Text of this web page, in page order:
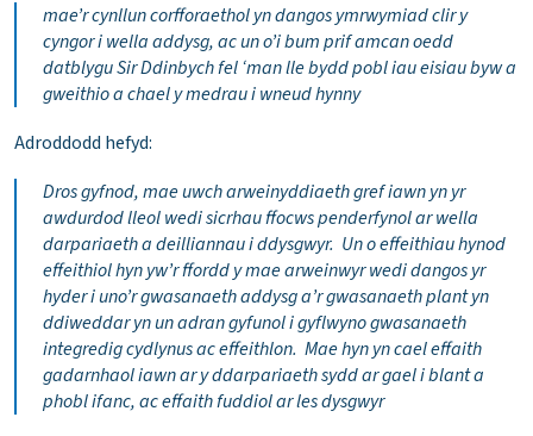
mae’r cynllun corfforaethol yn dangos ymrwymiad clir y
cyngor i wella addysg, ac un o’i bum prif amcan oedd
datblygu Sir Ddinbych fel ‘man lle bydd pobl iau eisiau byw a
gweithio a chael y medrau i wneud hynny
Adroddodd hefyd:
Dros gyfnod, mae uwch arweinyddiaeth gref iawn yn yr
awdurdod lleol wedi sicrhau ffocws penderfynol ar wella
darpariaeth a deilliannau i ddysgwyr. Un o effeithiau hynod
effeithiol hyn yw’r ffordd y mae arweinwyr wedi dangos yr
hyder i uno’r gwasanaeth addysg a’r gwasanaeth plant yn
ddiweddar yn un adran gyfunol i gyflwyno gwasanaeth
integredig cydlynus ac effeithlon. Mae hyn yn cael effaith
gadarnhaol iawn ar y ddarpariaeth sydd ar gael i blant a
phobl ifanc, ac effaith fuddiol ar les dysgwyr